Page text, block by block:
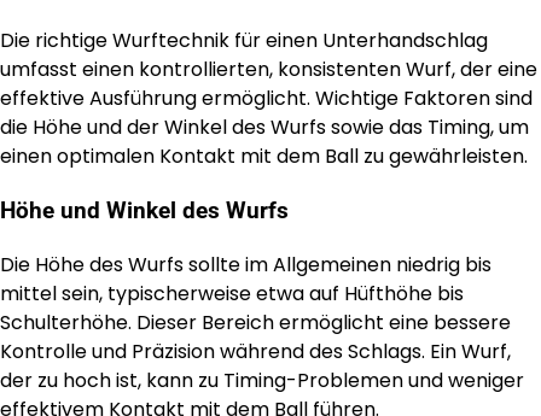
Die richtige Wurftechnik für einen Unterhandschlag
umfasst einen kontrollierten, konsistenten Wurf, der eine
effektive Ausführung ermöglicht. Wichtige Faktoren sind
die Höhe und der Winkel des Wurfs sowie das Timing, um
einen optimalen Kontakt mit dem Ball zu gewährleisten.
Höhe und Winkel des Wurfs
Die Höhe des Wurfs sollte im Allgemeinen niedrig bis
mittel sein, typischerweise etwa auf Hüfthöhe bis
Schulterhöhe. Dieser Bereich ermöglicht eine bessere
Kontrolle und Präzision während des Schlags. Ein Wurf,
der zu hoch ist, kann zu Timing-Problemen und weniger
effektivem Kontakt mit dem Ball führen.